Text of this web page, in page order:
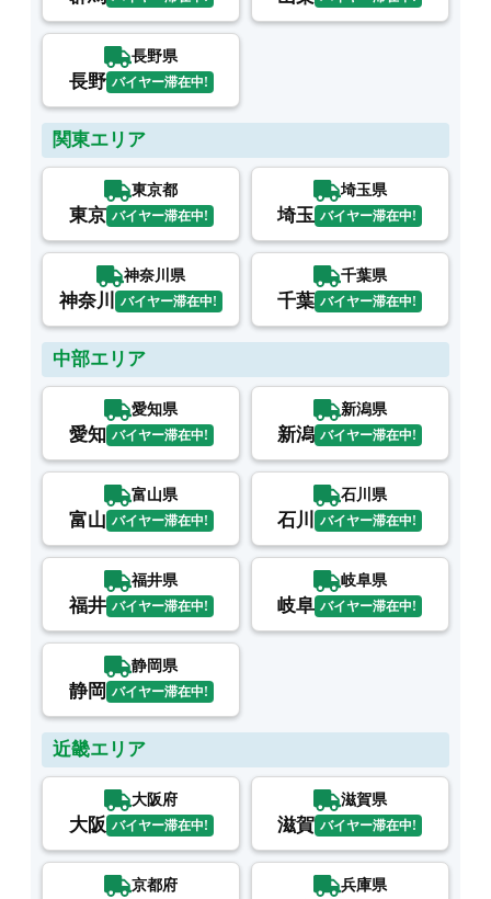
長野県
長野 バイヤー滞在中!
関東エリア
東京都
東京 バイヤー滞在中!
埼玉県
埼玉 バイヤー滞在中!
神奈川県
神奈川 バイヤー滞在中!
千葉県
千葉 バイヤー滞在中!
中部エリア
愛知県
愛知 バイヤー滞在中!
新潟県
新潟 バイヤー滞在中!
富山県
富山 バイヤー滞在中!
石川県
石川 バイヤー滞在中!
福井県
福井 バイヤー滞在中!
岐阜県
岐阜 バイヤー滞在中!
静岡県
静岡 バイヤー滞在中!
近畿エリア
大阪府
大阪 バイヤー滞在中!
滋賀県
滋賀 バイヤー滞在中!
京都府 兵庫県